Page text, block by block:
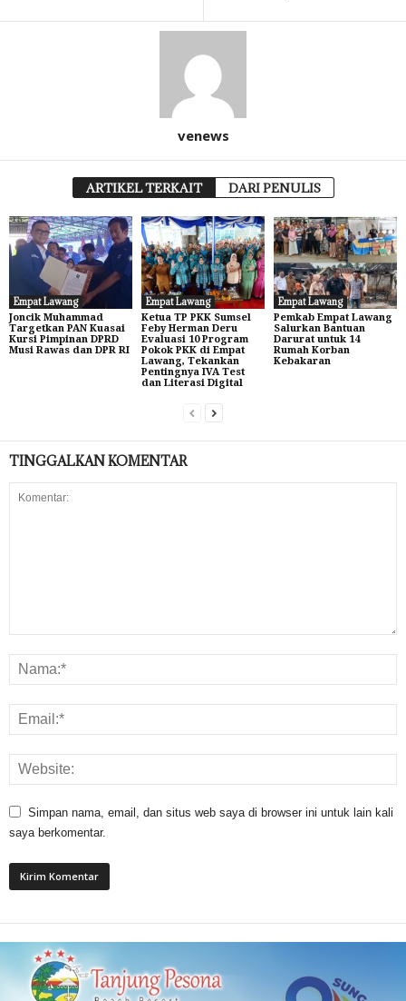
venews
ARTIKEL TERKAIT DARI PENULIS
Empat Lawang
Joncik Muhammad
Targetkan PAN Kuasai
Kursi Pimpinan DPRD
Musi Rawas dan DPR RI
Empat Lawang
Ketua TP PKK Sumsel
Feby Herman Deru
Evaluasi 10 Program
Pokok PKK di Empat
Lawang, Tekankan
Pentingnya IVA Test
dan Literasi Digital
Empat Lawang
Pemkab Empat Lawang
Salurkan Bantuan
Darurat untuk 14
Rumah Korban
Kebakaran
TINGGALKAN KOMENTAR
Simpan nama, email, dan situs web saya di browser ini untuk lain kali
saya berkomentar.